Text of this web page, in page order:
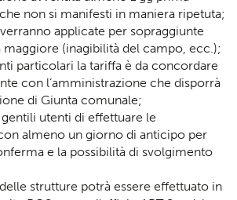
non si manifesti in maniera ripetuta;
applicate per sopraggiunte
maggiore (inagibilità del campo, ecc.);
particolari la tariffa è da concordare
con l’amministrazione che disporrà
di Giunta comunale;
utenti di effettuare le
almeno un giorno di anticipo per
e la possibilità di svolgimento
strutture potrà essere effettuato in